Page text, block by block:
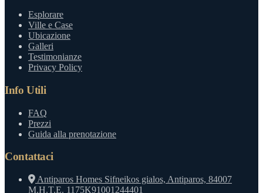
Esplorare
Ville e Case
Ubicazione
Galleri
Testimonianze
Privacy Policy
Info Utili
FAQ
Prezzi
Guida alla prenotazione
Contattaci
Antiparos Homes Sifneikos gialos, Antiparos, 84007
M.H.T.E. 1175K91001244401